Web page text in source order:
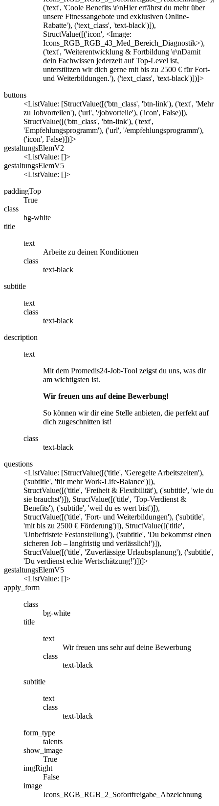
('text', 'Coole Benefits \r\nHier erfährst du mehr über
unsere Fitnessangebote und exklusiven Online-
Rabatte'), ('text_class', 'text-black')]),
StructValue([('icon', <Image:
Icons_RGB_RGB_43_Med_Bereich_Diagnostik>),
('text', 'Weiterentwicklung & Fortbildung \r\nDamit
dein Fachwissen jederzeit auf Top-Level ist,
unterstützen wir dich gerne mit bis zu 2500 € für Fort-
und Weiterbildungen.'), ('text_class', 'text-black')])]>
buttons
<ListValue: [StructValue([('btn_class', 'btn-link'), ('text', 'Mehr
zu Jobvorteilen'), ('url', '/jobvorteile'), ('icon', False)]),
StructValue([('btn_class', 'btn-link'), ('text',
'Empfehlungsprogramm'), ('url', '/empfehlungsprogramm'),
('icon', False)])]>
gestaltungsElemV2
<ListValue: []>
gestaltungsElemV5
<ListValue: []>
paddingTop
True
class
bg-white
title
text
Arbeite zu deinen Konditionen
class
text-black
subtitle
text
class
text-black
description
text
Mit dem Promedis24-Job-Tool zeigst du uns, was dir
am wichtigsten ist.
Wir freuen uns auf deine Bewerbung!
So können wir dir eine Stelle anbieten, die perfekt auf
dich zugeschnitten ist!
class
text-black
questions
<ListValue: [StructValue([('title', 'Geregelte Arbeitszeiten'),
('subtitle', 'für mehr Work-Life-Balance')]),
StructValue([('title', 'Freiheit & Flexibilität'), ('subtitle', 'wie du
sie brauchst')]), StructValue([('title', 'Top-Verdienst &
Benefits'), ('subtitle', 'weil du es wert bist')]),
StructValue([('title', 'Fort- und Weiterbildungen'), ('subtitle',
'mit bis zu 2500 € Förderung')]), StructValue([('title',
'Unbefristete Festanstellung'), ('subtitle', 'Du bekommst einen
sicheren Job – langfristig und verlässlich!')]),
StructValue([('title', 'Zuverlässige Urlaubsplanung'), ('subtitle',
'Du verdienst echte Wertschätzung!')])]>
gestaltungsElemV5
<ListValue: []>
apply_form
class
bg-white
title
text
Wir freuen uns sehr auf deine Bewerbung
class
text-black
subtitle
text
class
text-black
form_type
talents
show_image
True
imgRight
False
image
Icons_RGB_RGB_2_Sofortfreigabe_Abzeichnung